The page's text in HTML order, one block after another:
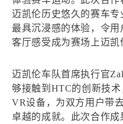
迈凯伦历史悠久的赛车
最具沉浸感的体验，令
客厅感受成为赛场上迈
迈凯伦车队首席执行官
够接触到HTC的创新技
VR设备，为双方用户带
卓越的成就。此次合作